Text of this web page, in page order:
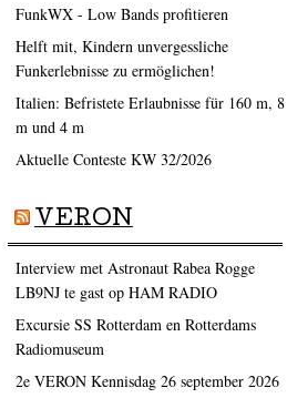
FunkWX - Low Bands profitieren
Helft mit, Kindern unvergessliche
Funkerlebnisse zu ermöglichen!
Italien: Befristete Erlaubnisse für 160 m, 8
m und 4 m
Aktuelle Conteste KW 32/2026
VERON
Interview met Astronaut Rabea Rogge
LB9NJ te gast op HAM RADIO
Excursie SS Rotterdam en Rotterdams
Radiomuseum
2e VERON Kennisdag 26 september 2026